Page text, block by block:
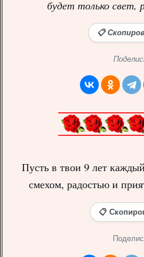
будет только свет,
📋
Пусть в твои 9 лет
смехом, радостью и
📋